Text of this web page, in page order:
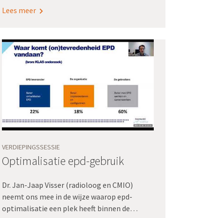
informatie verkeerd of niet overkomt? Voor
wijkverpleegkundigen bij zorgorganisatie
Evean, zou dat een wereld van verschil
betekenen: “We zitten soms halve dagen op
zoveel administratielast schelen als die
informatie geautomatiseerd kon worden
uitgewisseld!”
Lees meer
VERDIEPINGSSESSIE
Optimalisatie epd-gebruik
Dr. Jan-Jaap Visser (radioloog en CMIO)
neemt ons mee in de wijze waarop epd-
optimalisatie een plek heeft binnen de